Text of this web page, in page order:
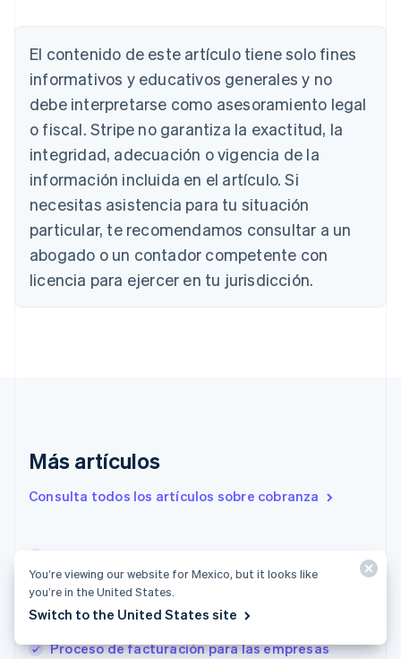
El contenido de este artículo tiene solo fines
informativos y educativos generales y no
debe interpretarse como asesoramiento legal
o fiscal. Stripe no garantiza la exactitud, la
integridad, adecuación o vigencia de la
información incluida en el artículo. Si
necesitas asistencia para tu situación
particular, te recomendamos consultar a un
abogado o un contador competente con
licencia para ejercer en tu jurisdicción.
Más artículos
Consulta todos los artículos sobre cobranza
para las empresas españolas
Facturación automatizada: lo que deben saber
las empresas en Alemania
Proceso de facturación para las empresas
DeutschEnglish
Australia
English
Austria
DeutschEnglish
Nederlands FrançaisDeutsch English
Brasil
Português English
Bulgaria
English
Canadá
China continental
简体中文English
English
English Italiano
EnglishEspañol简体中文
Estonia
English
EnglishSvenska
You’re viewing our website for Mexico, but it looks like
you’re in the United States.
Switch to the United States site